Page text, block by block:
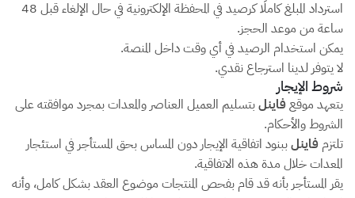
استرداد المبلغ كاملًا كرصيد في المحفظة الإلكترونية في حال الإلغاء قبل 48
ساعة من موعد الحجز.
يمكن استخدام الرصيد في أي وقت داخل المنصة.
لا يتوفر لدينا استرجاع نقدي.
شروط الإيجار
يتعهد موقعفاينلبتسليم العميل العناصر والمعدات بمجرد موافقته على
الشروط والأحكام.
تلتزم فاينلببنود اتفاقية الإيجار دون المساس بحق المستأجر في استئجار
المعدات خلال مدة هذه الاتفاقية.
يقر المستأجر بأنه قد قام بفحص المنتجات موضوع العقد بشكل كامل، وأنه